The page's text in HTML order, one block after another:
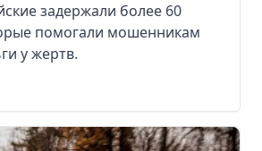
задержали более 60
помогали мошенникам
у жертв.